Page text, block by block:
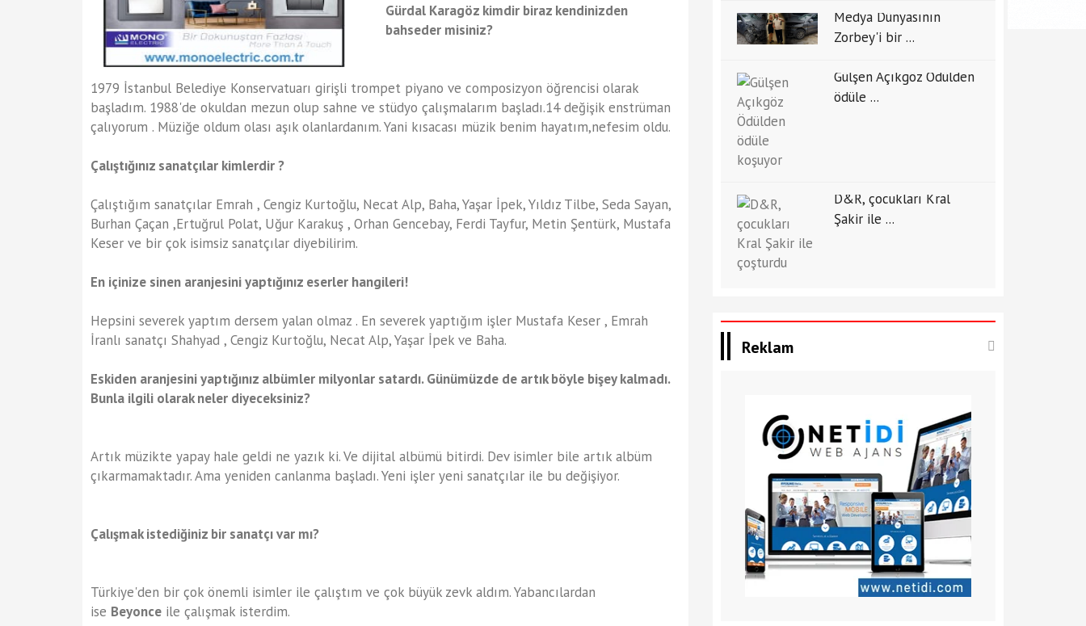
Gürdal Karagöz kimdir biraz kendinizden
bahseder misiniz?
1979 İstanbul Belediye Konservatuarı girişli trompet piyano ve composizyon öğrencisi olarak
başladım. 1988'de okuldan mezun olup sahne ve stüdyo çalışmalarım başladı.14 değişik enstrüman
çalıyorum . Müziğe oldum olası aşık olanlardanım. Yani kısacası müzik benim hayatım,nefesim oldu.
Çalıştığınız sanatçılar kimlerdir ?
Çalıştığım sanatçılar Emrah , Cengiz Kurtoğlu, Necat Alp, Baha, Yaşar İpek, Yıldız Tilbe, Seda Sayan,
Burhan Çaçan ,Ertuğrul Polat, Uğur Karakuş , Orhan Gencebay, Ferdi Tayfur, Metin Şentürk, Mustafa
Keser ve bir çok isimsiz sanatçılar diyebilirim.
En içinize sinen aranjesini yaptığınız eserler hangileri!
Hepsini severek yaptım dersem yalan olmaz . En severek yaptığım işler Mustafa Keser , Emrah
İranlı sanatçı Shahyad , Cengiz Kurtoğlu, Necat Alp, Yaşar İpek ve Baha.
Eskiden aranjesini yaptığınız albümler milyonlar satardı. Günümüzde de artık böyle bişey kalmadı.
Bunla ilgili olarak neler diyeceksiniz?
Artık müzikte yapay hale geldi ne yazık ki. Ve dijital albümü bitirdi. Dev isimler bile artık albüm
çıkarmamaktadır. Ama yeniden canlanma başladı. Yeni işler yeni sanatçılar ile bu değişiyor.
Çalışmak istediğiniz bir sanatçı var mı?
Türkiye'den bir çok önemli isimler ile çalıştım ve çok büyük zevk aldım. Yabancılardan
ise Beyonce ile çalışmak isterdim.
Medya Dünyasının
Zorbey'i bir ...
Gülşen Açıkgöz Ödülden
ödüle ...
D&R, çocukları Kral
Şakir ile ...
Reklam